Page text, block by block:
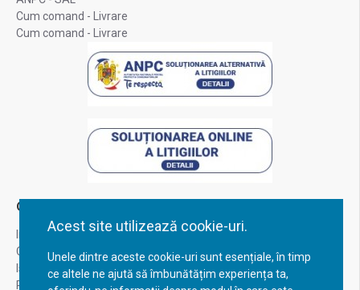
Acest site utilizează cookie-uri.
Unele dintre aceste cookie-uri sunt esențiale, în timp
ce altele ne ajută să îmbunătățim experiența ta,
Cum comand - Livrare
Cum comand - Livrare
Contul Meu
Inregistrare
Contul meu
Istoric comenzi
Recuperare parola